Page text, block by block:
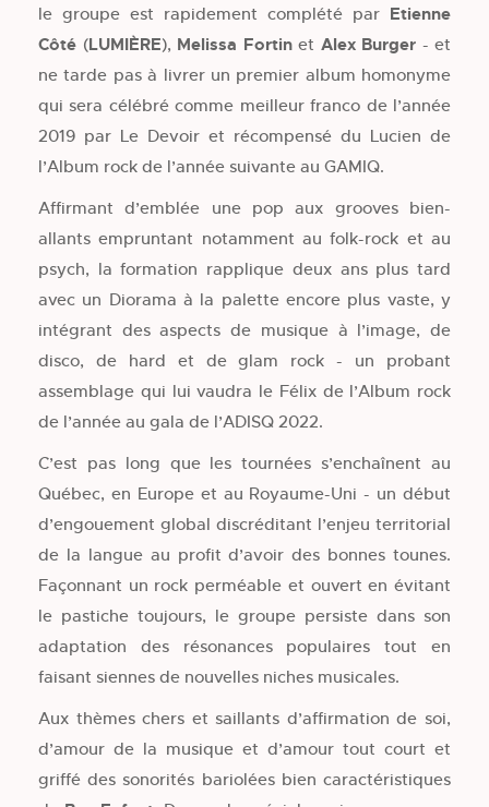
le groupe est rapidement complété par Etienne
Côté (LUMIÈRE), Melissa Fortin et Alex Burger - et
ne tarde pas à livrer un premier album homonyme
qui sera célébré comme meilleur franco de l’année
2019 par Le Devoir et récompensé du Lucien de
l’Album rock de l’année suivante au GAMIQ.
Affirmant d’emblée une pop aux grooves bien-
allants empruntant notamment au folk-rock et au
psych, la formation rapplique deux ans plus tard
avec un Diorama à la palette encore plus vaste, y
intégrant des aspects de musique à l’image, de
disco, de hard et de glam rock - un probant
assemblage qui lui vaudra le Félix de l’Album rock
de l’année au gala de l’ADISQ 2022.
C’est pas long que les tournées s’enchaînent au
Québec, en Europe et au Royaume-Uni - un début
d’engouement global discréditant l’enjeu territorial
de la langue au profit d’avoir des bonnes tounes.
Façonnant un rock perméable et ouvert en évitant
le pastiche toujours, le groupe persiste dans son
adaptation des résonances populaires tout en
faisant siennes de nouvelles niches musicales.
Aux thèmes chers et saillants d’affirmation de soi,
d’amour de la musique et d’amour tout court et
griffé des sonorités bariolées bien caractéristiques